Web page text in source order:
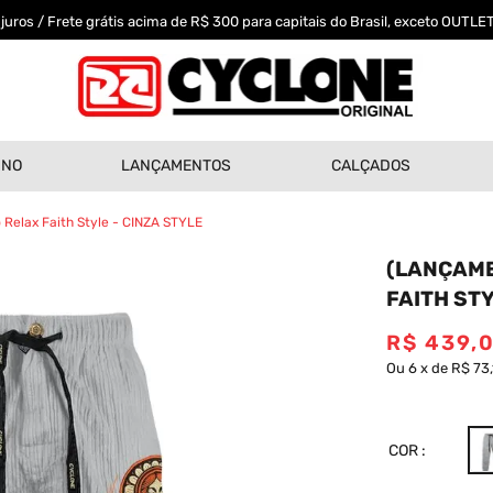
/ Frete grátis acima de R$ 300 para capitais do Brasil, exceto
LANÇAMENTOS CALÇADOS
Faith Style - CINZA STYLE
FAITH
R$ 439,
Ou6 x de R$
COR